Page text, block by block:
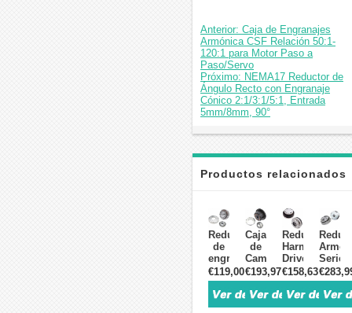
Anterior: Caja de Engranajes
Armónica CSF Relación 50:1-
120:1 para Motor Paso a
Paso/Servo
Próximo: NEMA17 Reductor de
Ángulo Recto con Engranaje
Cónico 2:1/3:1/5:1, Entrada
5mm/8mm, 90°
Productos relacionados
Reductor
de
engranajes
armónicos
serie
ZXF
31:1
€119,00
Caja
de
Cambios
Armónica
Serie
ZXS20
Tipo
€193,97
Reductor
Harmonic
Drive
Serie
FA
Relación
30:1-
€158,63
Serie
HST
50:1-
160:1